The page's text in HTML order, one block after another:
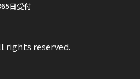
rights reserved.
日受付